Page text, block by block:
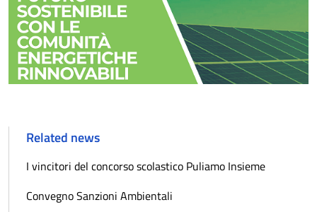
Related news
I vincitori del concorso scolastico Puliamo Insieme
Convegno Sanzioni Ambientali